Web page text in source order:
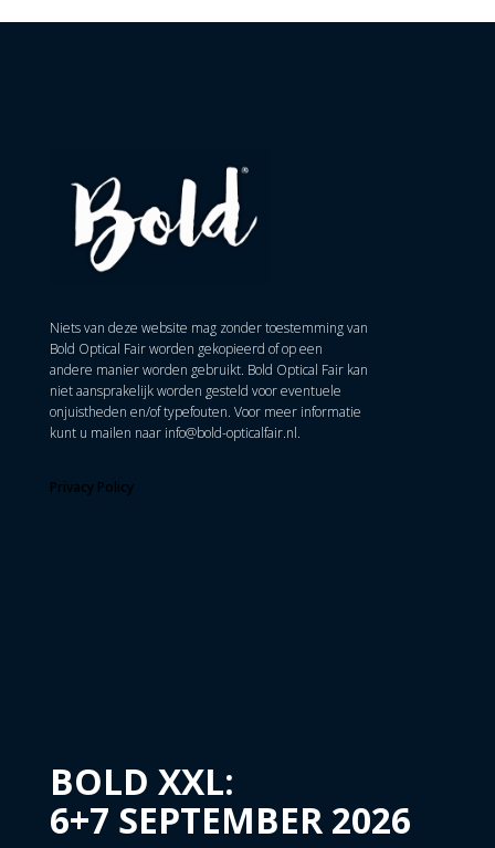
Niets van deze website mag zonder toestemming van
Bold Optical Fair worden gekopieerd of op een
andere manier worden gebruikt. Bold Optical Fair kan
niet aansprakelijk worden gesteld voor eventuele
onjuistheden en/of typefouten. Voor meer informatie
kunt u mailen naar info@bold-opticalfair.nl.
Privacy Policy
BOLD XXL:
6+7 SEPTEMBER 2026